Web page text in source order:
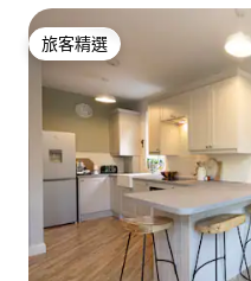
旅客精選
旅客精選